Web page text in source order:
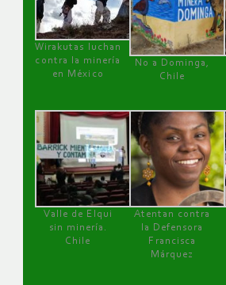
Wirakutas luchan
contra la minería
en México
No a Dominga,
Chile
Valle de Elqui
sin minería.
Chile
Atentan contra
la Defensora
Francisca
Márquez